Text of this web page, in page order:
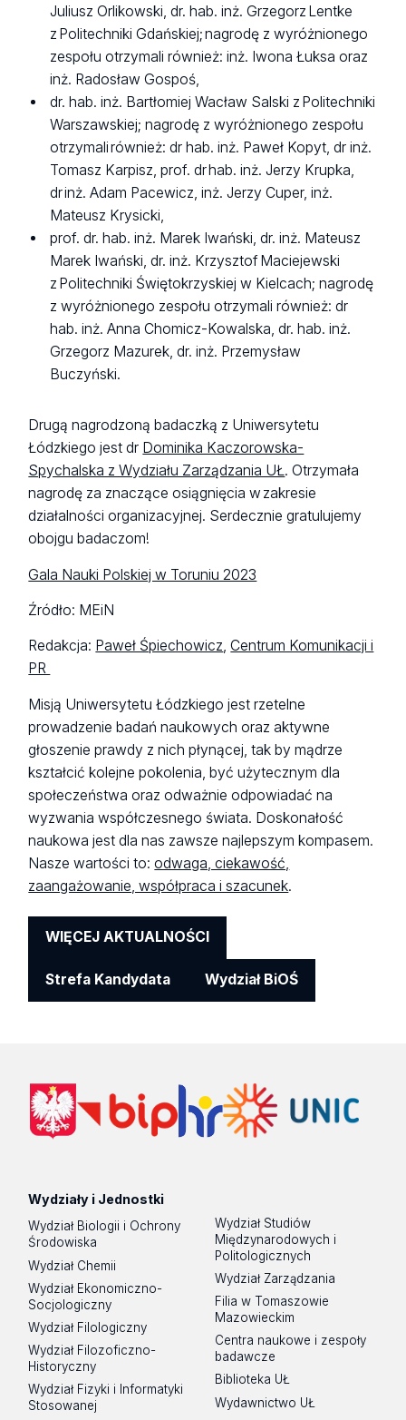
Juliusz Orlikowski, dr. hab. inż. Grzegorz Lentke
z Politechniki Gdańskiej; nagrodę z wyróżnionego
zespołu otrzymali również: inż. Iwona Łuksa oraz
inż. Radosław Gospoś,
dr. hab. inż. Bartłomiej Wacław Salski z Politechniki
Warszawskiej; nagrodę z wyróżnionego zespołu
otrzymali również: dr hab. inż. Paweł Kopyt, dr inż.
Tomasz Karpisz, prof. dr hab. inż. Jerzy Krupka,
dr inż. Adam Pacewicz, inż. Jerzy Cuper, inż.
Mateusz Krysicki,
prof. dr. hab. inż. Marek Iwański, dr. inż. Mateusz
Marek Iwański, dr. inż. Krzysztof Maciejewski
z Politechniki Świętokrzyskiej w Kielcach; nagrodę
z wyróżnionego zespołu otrzymali również: dr
hab. inż. Anna Chomicz-Kowalska, dr. hab. inż.
Grzegorz Mazurek, dr. inż. Przemysław
Buczyński.
Drugą nagrodzoną badaczką z Uniwersytetu
Łódzkiego jest dr Dominika Kaczorowska-
Spychalska z Wydziału Zarządzania UŁ. Otrzymała
nagrodę za znaczące osiągnięcia w zakresie
działalności organizacyjnej. Serdecznie gratulujemy
obojgu badaczom!
Gala Nauki Polskiej w Toruniu 2023
Źródło: MEiN
Redakcja: Paweł Śpiechowicz,Centrum Komunikacji i
PR
Misją Uniwersytetu Łódzkiego jest rzetelne
prowadzenie badań naukowych oraz aktywne
głoszenie prawdy z nich płynącej, tak by mądrze
kształcić kolejne pokolenia, być użytecznym dla
społeczeństwa oraz odważnie odpowiadać na
wyzwania współczesnego świata. Doskonałość
naukowa jest dla nas zawsze najlepszym kompasem.
Nasze wartości to:odwaga, ciekawość,
zaangażowanie, współpraca i szacunek.
WIĘCEJ AKTUALNOŚCI
Strefa Kandydata Wydział BiOŚ
Wydziały i Jednostki
Wydział Biologii i Ochrony
Środowiska
Wydział Chemii
Wydział Ekonomiczno-
Socjologiczny
Wydział Filologiczny
Wydział Filozoficzno-
Historyczny
Wydział Fizyki i Informatyki
Stosowanej
Wydział Studiów
Międzynarodowych i
Politologicznych
Wydział Zarządzania
Filia w Tomaszowie
Mazowieckim
Centra naukowe i zespoły
badawcze
Biblioteka UŁ
Wydawnictwo UŁ